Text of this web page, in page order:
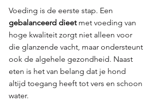
Voeding is de eerste stap. Een
gebalanceerd dieet met voeding van
hoge kwaliteit zorgt niet alleen voor
die glanzende vacht, maar ondersteunt
ook de algehele gezondheid. Naast
eten is het van belang dat je hond
altijd toegang heeft tot vers en schoon
water.